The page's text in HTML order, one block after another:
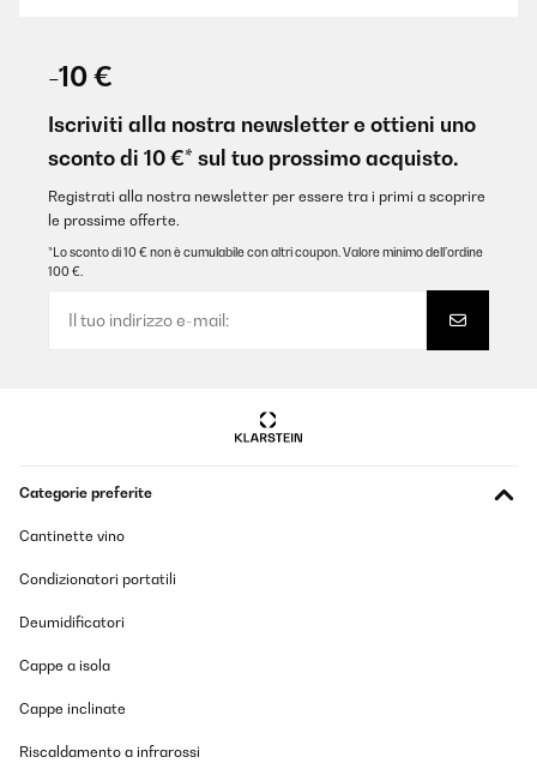
hochwertigen Eindruck!
Amazon-Benutzer
Tradurre
VALUTAZIONE VERIFICATA
Absolut dicht, sehr praktisch, einfach zu reinigen. Top Produkt!
14/01/2026
Sehr schöne, große Brotdose mit vielen unterschiedlichen
Tradurre
Wir benutzen diese Brotdose für unser Kind nun seit über drei
-10 €
Iscriviti alla nostra newsletter e ottieni uno
sconto di 10 €* sul tuo prossimo acquisto.
Registrati alla nostra newsletter per essere tra i primi a scoprire
le prossime offerte.
*Lo sconto di 10 € non è cumulabile con altri coupon. Valore minimo dell’ordine
100 €.
Categorie preferite
Cantinette vino
Condizionatori portatili
Deumidificatori
Cappe a isola
Cappe inclinate
Riscaldamento a infrarossi